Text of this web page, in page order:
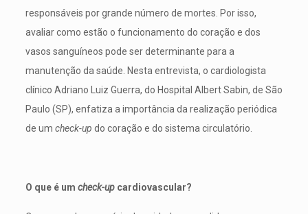
responsáveis por grande número de mortes. Por isso,
avaliar como estão o funcionamento do coração e dos
vasos sanguíneos pode ser determinante para a
manutenção da saúde. Nesta entrevista, o cardiologista
clínico Adriano Luiz Guerra, do Hospital Albert Sabin, de São
Paulo (SP), enfatiza a importância da realização periódica
de um check-up do coração e do sistema circulatório.
O que é um check-upcardiovascular?